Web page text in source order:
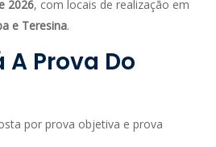
2026, com locais de realização em
e Teresina.
A Prova Do
por prova objetiva e prova